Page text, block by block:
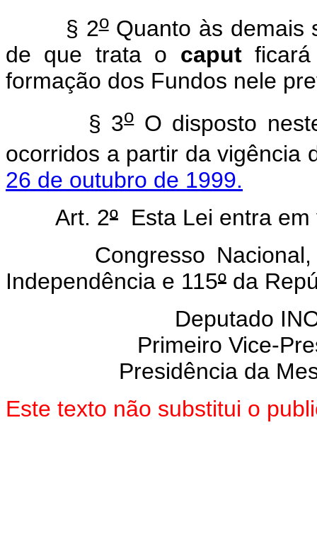
§ 2oQuanto às demais
de que trata o caputficará
formação dos Fundos nele
§ 3oO disposto
ocorridos a partir da vigência
26 de outubro de 1999.
Art. 2º Esta Lei entra
Congresso Nacional,
Independência e 115º da
Deputado
Primeiro Vice-
Presidência da
Este texto não substitui o